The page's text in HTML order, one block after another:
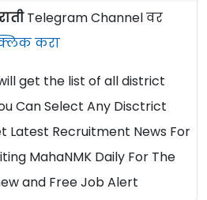
Telegram Channel वर
करा
get the list of all district
Can Select Any Disctrict
Latest Recruitment News For
MahaNMK Daily For The
and Free Job Alert